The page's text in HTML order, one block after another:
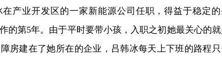
产业开发区的一家新能源公司任职，得益于稳定
的第5年。由于平时要带小孩，入职之初她最关心的
房建在了她所在的企业，吕韩冰每天上下班的路程